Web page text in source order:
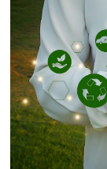
Старший
заявил, что
или
составляет